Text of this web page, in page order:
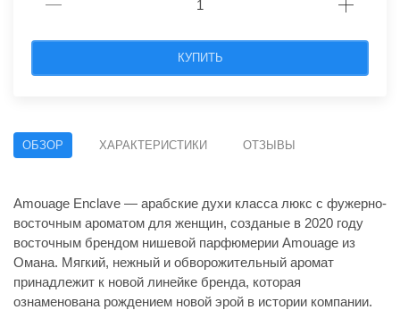
КУПИТЬ
ОБЗОР ХАРАКТЕРИСТИКИ ОТЗЫВЫ
Amouage Enclave — арабские духи класса люкс с фужерно-
восточным ароматом для женщин, созданые в 2020 году
восточным брендом нишевой парфюмерии Amouage из
Омана. Мягкий, нежный и обворожительный аромат
принадлежит к новой линейке бренда, которая
ознаменована рождением новой эрой в истории компании.